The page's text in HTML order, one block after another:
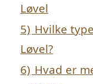
Løvel
5) Hvilke
Løvel?
6) Hvad er